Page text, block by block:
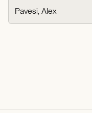
Pavesi, Alex